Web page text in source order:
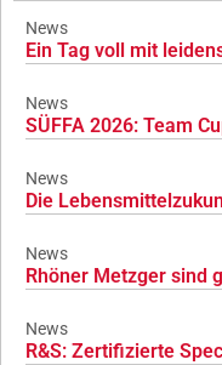
News
Ein Tag voll mit
News
SÜFFA 2026: Team
News
Die
News
Rhöner Metzger sind
News
R&S: Zertifizierte